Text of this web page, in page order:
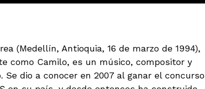
(Medellín, Antioquia, 16 de marzo de 1994),
como Camilo, es un músico, compositor y
Se dio a conocer en 2007 al ganar el concurso